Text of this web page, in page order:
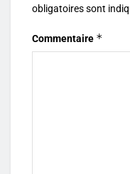
obligatoires sont
Commentaire *